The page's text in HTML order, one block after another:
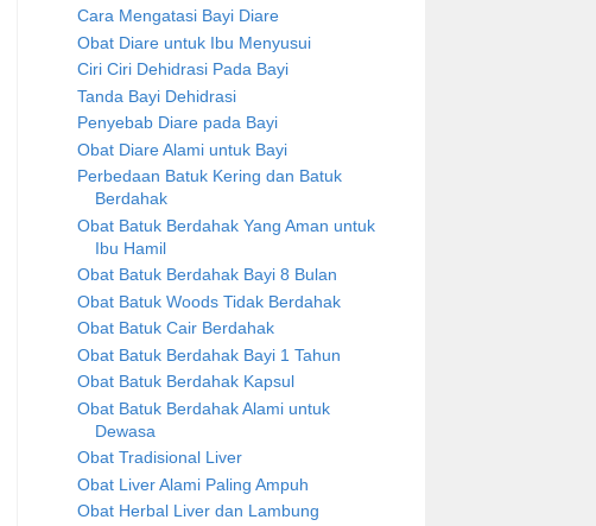
Cara Mengatasi Bayi Diare
Obat Diare untuk Ibu Menyusui
Ciri Ciri Dehidrasi Pada Bayi
Tanda Bayi Dehidrasi
Penyebab Diare pada Bayi
Obat Diare Alami untuk Bayi
Perbedaan Batuk Kering dan Batuk
Berdahak
Obat Batuk Berdahak Yang Aman untuk
Ibu Hamil
Obat Batuk Berdahak Bayi 8 Bulan
Obat Batuk Woods Tidak Berdahak
Obat Batuk Cair Berdahak
Obat Batuk Berdahak Bayi 1 Tahun
Obat Batuk Berdahak Kapsul
Obat Batuk Berdahak Alami untuk
Dewasa
Obat Tradisional Liver
Obat Liver Alami Paling Ampuh
Obat Herbal Liver dan Lambung